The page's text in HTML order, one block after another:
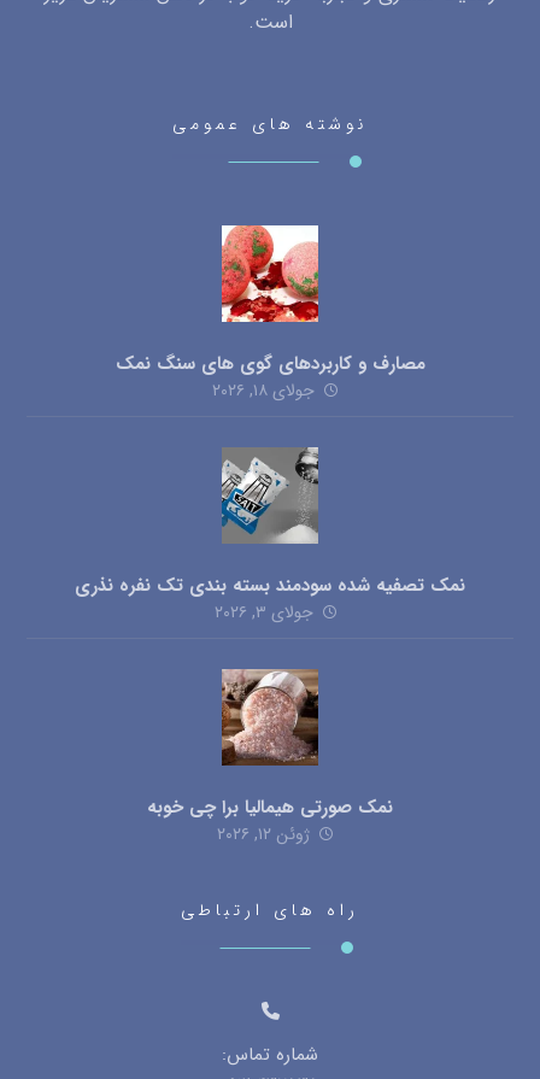
است.
نوشته های عمومی
مصارف و کاربردهای گوی های سنگ نمک
جولای ۱۸, ۲۰۲۶
نمک تصفیه شده سودمند بسته بندی تک نفره نذری
جولای ۳, ۲۰۲۶
نمک صورتی هیمالیا برا چی خوبه
ژوئن ۱۲, ۲۰۲۶
راه های ارتباطی
شماره تماس: